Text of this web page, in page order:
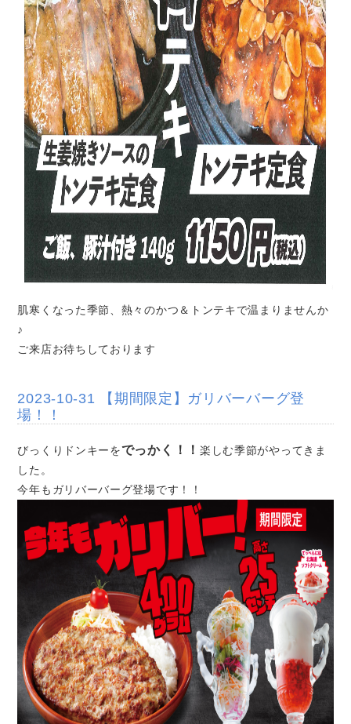
肌寒くなった季節、熱々のかつ＆トンテキで温まりませんか
♪
ご来店お待ちしております
2023-10-31 【期間限定】ガリバーバーグ登
場！！
びっくりドンキーをでっかく！！ 楽しむ季節がやってきま
した。
今年もガリバーバーグ登場です！！